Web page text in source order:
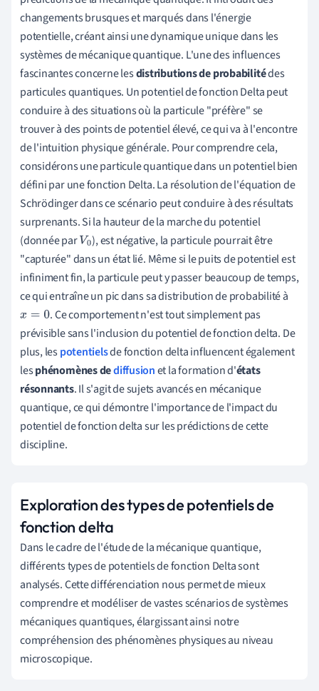
changements brusques et marqués dans l'énergie
potentielle, créant ainsi une dynamique unique dans les
systèmes de mécanique quantique. L'une des influences
fascinantes concerne lesdistributions de probabilitédes
particules quantiques. Un potentiel de fonction Delta peut
conduire à des situations où la particule "préfère" se
trouver à des points de potentiel élevé, ce qui va à l'encontre
de l'intuition physique générale. Pour comprendre cela,
considérons une particule quantique dans un potentiel bien
défini par une fonction Delta. La résolution de l'équation de
Schrödinger dans ce scénario peut conduire à des résultats
surprenants. Si la hauteur de la marche du potentiel
(donnée parV0), est négative, la particule pourrait être
"capturée" dans un état lié. Même si le puits de potentiel est
infiniment fin, la particule peut y passer beaucoup de temps,
ce qui entraîne un pic dans sa distribution de probabilité à
x= 0
. Ce comportement n'est tout simplement pas
prévisible sans l'inclusion du potentiel de fonction delta. De
plus, lespotentielsde fonction delta influencent également
lesphénomènes dediffusionet la formation d'états
résonnants. Il s'agit de sujets avancés en mécanique
quantique, ce qui démontre l'importance de l'impact du
potentiel de fonction delta sur les prédictions de cette
discipline.
Exploration des types de potentiels de
fonction delta
Dans le cadre de l'étude de la mécanique quantique,
différents types de potentiels de fonction Delta sont
analysés. Cette différenciation nous permet de mieux
comprendre et modéliser de vastes scénarios de systèmes
mécaniques quantiques, élargissant ainsi notre
compréhension des phénomènes physiques au niveau
microscopique.